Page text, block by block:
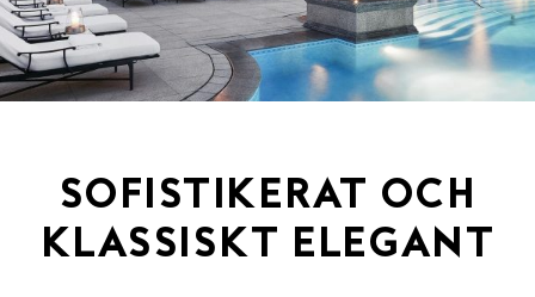
SOFISTIKERAT OCH
KLASSISKT ELEGANT